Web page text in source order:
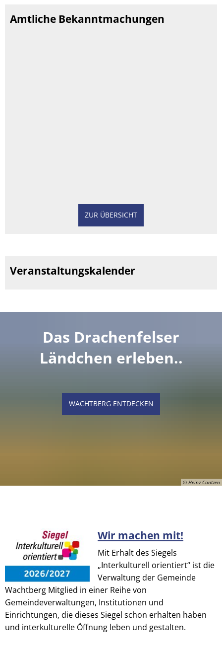
Amtliche Bekanntmachungen
ZUR ÜBERSICHT
Veranstaltungskalender
© Heinz Contzen
Das Drachenfelser
Ländchen erleben..
WACHTBERG ENTDECKEN
Wir machen mit!
Mit Erhalt des Siegels
„Interkulturell orientiert“ ist die
Verwaltung der Gemeinde
Wachtberg Mitglied in einer Reihe von
Gemeindeverwaltungen, Institutionen und
Einrichtungen, die dieses Siegel schon erhalten haben
und interkulturelle Öffnung leben und gestalten.